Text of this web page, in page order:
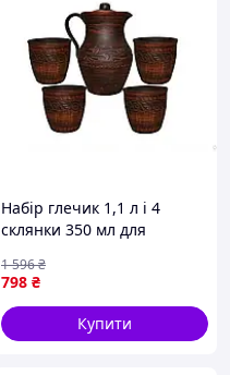
Набір глечик 1,1 л і 4
склянки 350 мл для
натуральною глиною та
декоративним покриттям
798 ₴
1 596₴
Купити